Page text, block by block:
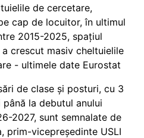
de cercetare,
cap de locuitor, în ultimul
2015-2025, spațiul
crescut masiv cheltuielile
- ultimele date Eurostat
de clase și posturi, cu 3
până la debutul anului
2027, sunt semnalate de
prim-vicepreședinte USLI